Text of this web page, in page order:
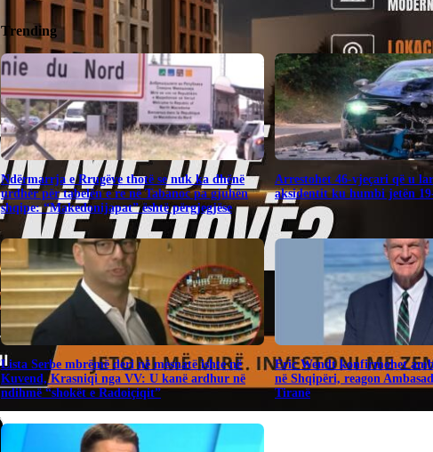
Trending
Ndërmarrja e Rrugëve thotë se nuk ka dhënë
urdhër për tabelën e re në Tabanoc pa gjuhën
shqipe: “Makedonijapat” është përgjegjëse
Arrestohet 46-vjeçari që u
aksidentit ku humbi jetën
​Lista Serbe mbrëmë deri në mesnatë ishte në
Kuvend, Krasniqi nga VV: U kanë ardhur në
ndihmë “shokët e Radoiçiqit”
Eric Wendt konfirmohet
në Shqipëri, reagon
Tiranë